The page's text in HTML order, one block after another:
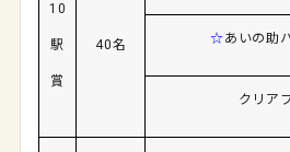
10
駅
賞
40名 ☆あいの助
クリア